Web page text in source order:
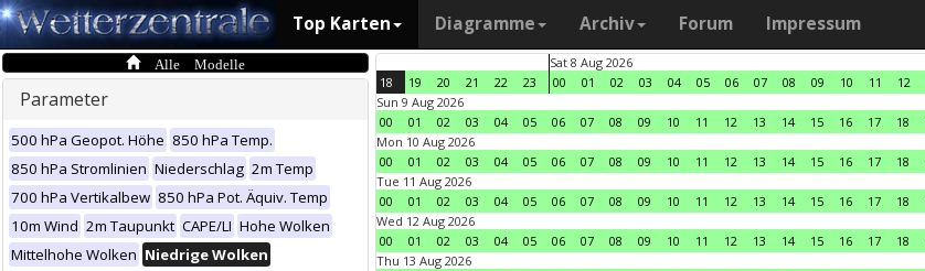
Top Karten Diagramme Archiv Forum Impressum
Alle Modelle
Parameter
500 hPa Geopot. Höhe 850 hPa Temp.
850 hPa Stromlinien Niederschlag 2m Temp
700 hPa Vertikalbew 850 hPa Pot. Äquiv. Temp
10m Wind 2m Taupunkt CAPE/LI Hohe Wolken
Mittelhohe Wolken Niedrige Wolken
18 19 20 21 22 23
Sat 8 Aug 2026
00
01 02 03 04 05 06 07 08 09 10 11 12
Sun 9 Aug 2026
00
01 02 03 04 05 06 07 08 09 10 11 12 13 14 15 16 17 18
Mon 10 Aug 2026
00
01 02 03 04 05 06 07 08 09 10 11 12 13 14 15 16 17 18
Tue 11 Aug 2026
00
01 02 03 04 05 06 07 08 09 10 11 12 13 14 15 16 17 18
Wed 12 Aug 2026
00
01 02 03 04 05 06 07 08 09 10 11 12 13 14 15 16 17 18
Thu 13 Aug 2026